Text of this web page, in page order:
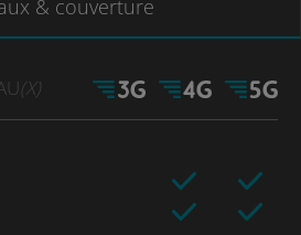
& couverture
(X)